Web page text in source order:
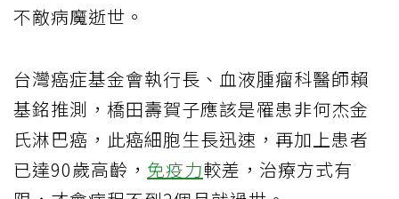
不敵病魔逝世。
台灣癌症基金會執行長、血液腫瘤科醫師賴
基銘推測，橋田壽賀子應該是罹患非何杰金
氏淋巴癌，此癌細胞生長迅速，再加上患者
已達90歲高齡， 免疫力較差，治療方式有